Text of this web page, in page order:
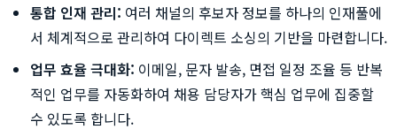
통합 인재 관리: 여러 채널의 후보자 정보를 하나의 인재풀에
서 체계적으로 관리하여 다이렉트 소싱의 기반을 마련합니다.
업무 효율 극대화: 이메일, 문자 발송, 면접 일정 조율 등 반복
적인 업무를 자동화하여 채용 담당자가 핵심 업무에 집중할
수 있도록 합니다.